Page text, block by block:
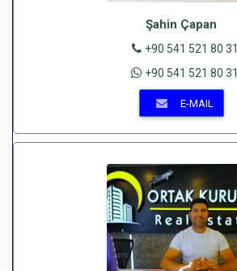
Şahin Çapan
+90 541 521 80 31
+90 541 521 80 31
E-MAIL